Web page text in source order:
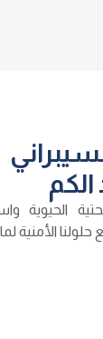
الحيوية
الأمنية